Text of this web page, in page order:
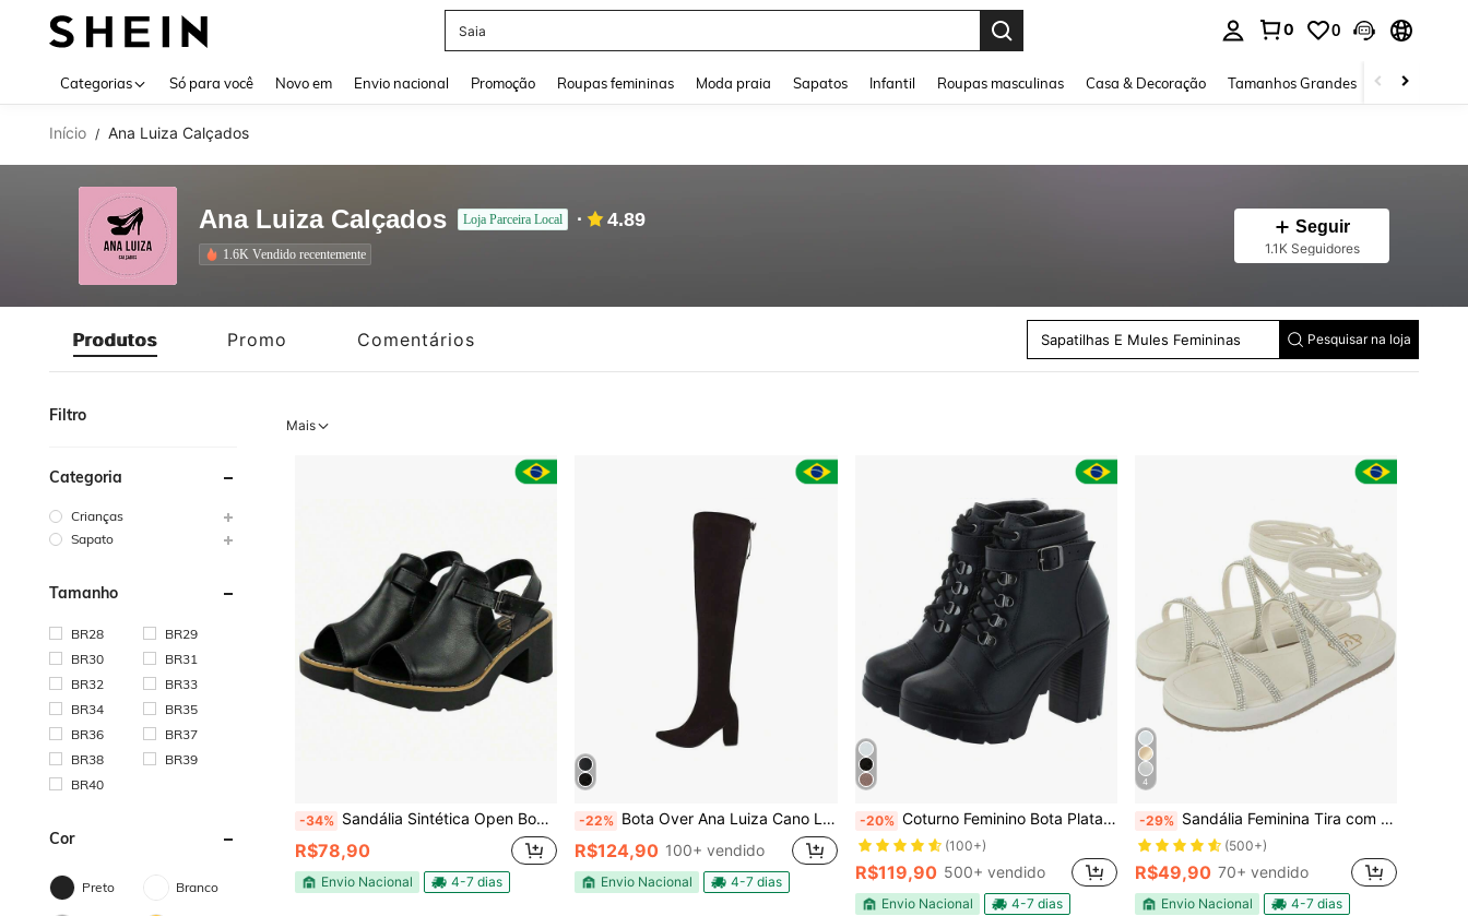
Calça Jeans Feminina
0 0
Categorias Só para você Novo em Envio nacional Promoção Roupas femininas Moda praia Sapatos Infantil Roupas masculinas Casa & Decoração Tamanhos Grandes Joias e
Início / Ana Luiza Calçados
Ana Luiza Calçados Loja Parceira Local 4.89
1.6K Vendido recentemente
Seguir
1.1K Seguidores
Produtos Promo Comentários
Sandálias De Salto Feminino
Botas Criança
Sapatilhas E Mules Femininas
Pesquisar na loja
Filtro
Categoria
Crianças
Sapato
Tamanho
BR28
BR29
BR30
BR31
BR32
BR33
BR34
BR35
BR36
BR37
BR38
BR39
BR40
Cor
Preto Branco
Mais
-34% Sandália Sintética Open Boot Sola De Vira Preta
R$78,90
Envio Nacional 4-7 dias
-22% Bota Over Ana Luiza Cano Longo The Knee Saltinho Quadrado
R$124,90 100+ vendido
Envio Nacional 4-7 dias
-20% Coturno Feminino Bota Plataforma Detalhe em Fivela
(100+)
R$119,90 500+ vendido
Envio Nacional 4-7 dias
4
-29% Sandália Feminina Tira com Brilho Flatform Amarração Moda
(500+)
R$49,90 70+ vendido
Envio Nacional 4-7 dias